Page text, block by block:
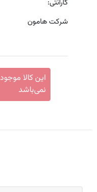
گارانتی:
شرکت هامون
این کالا موجود
نمی‌باشد